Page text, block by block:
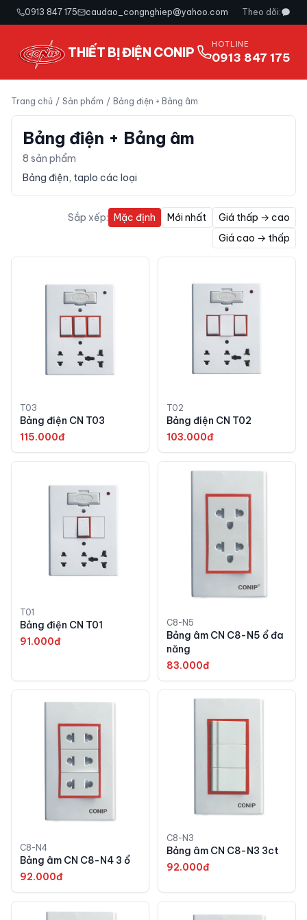
0913 847 175 caudao_congnghiep@yahoo.com Theo dõi:
THIẾT BỊ ĐIỆN CONIP
HOTLINE
0913 847 175
Trang chủ / Sản phẩm / Bảng điện + Bảng âm
Bảng điện + Bảng âm
8 sản phẩm
Bảng điện, taplo các loại
Sắp xếp: Mặc định Mới nhất
Giá thấp → cao
Giá cao → thấp
T03
Bảng điện CN T03
115.000đ
T02
Bảng điện CN T02
103.000đ
T01
Bảng điện CN T01
91.000đ
C8-N5
Bảng âm CN C8-N5 ổ đa
năng
83.000đ
C8-N4
Bảng âm CN C8-N4 3 ổ
92.000đ
C8-N3
Bảng âm CN C8-N3 3ct
92.000đ